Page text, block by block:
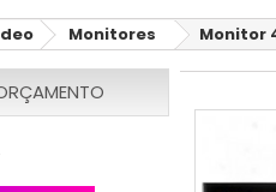
Monitores Monitor